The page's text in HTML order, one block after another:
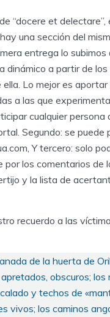
“docere et
una sección del
entrega lo subimos
dinámico a partir de
Lo mejor es
a las que
cualquier
Segundo: se
Y tercero: solo
por los comentarios
y la lista de
recuerdo a las
de la huerta de
obscuros;
y techos de
vivos; los caminos